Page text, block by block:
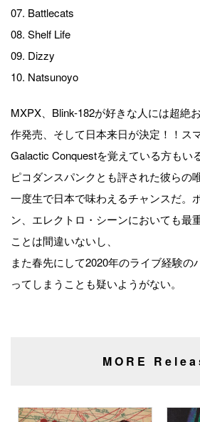
07. Battlecats
08. Shelf Life
09. Dizzy
10. Natsunoyo
MXPX、Blink-182が好きな人には超絶
作発売、そして日本来日が決定！！ス
Galactic Conquestを覚えている方もい
ピコダンスパンクとも評された彼らの
一度生で日本で味わえるチャンスだ。
ン、エレクトロ・シーンにおいても最
ことは間違いないし、
また春先にして2020年のライブ経験の
ってしまうことも疑いようがない。
MORE